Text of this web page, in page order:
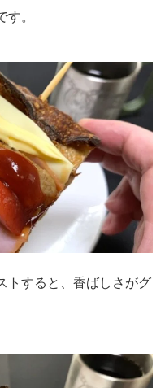
。
トすると、香ばしさがグ